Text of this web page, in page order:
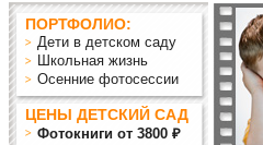
ПОРТФОЛИО:
Дети в детском саду
Школьная жизнь
Осенние фотосессии
ЦЕНЫ ДЕТСКИЙ САД
Фотокниги от 3800 ₽